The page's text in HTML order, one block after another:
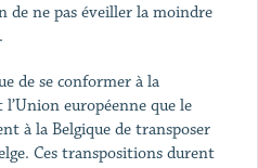
de ne pas éveiller la moindre
de se conformer à la
européenne que le
à la Belgique de transposer
Ces transpositions durent